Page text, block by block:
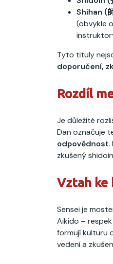
Shihan (
(obvykle
Tyto tituly
doporučení,
Rozdíl
Je důležité
Dan označuje
odpovědnost.
zkušený
Vztah ke
Sensei je
Aikido –
formují kulturu
vedení a